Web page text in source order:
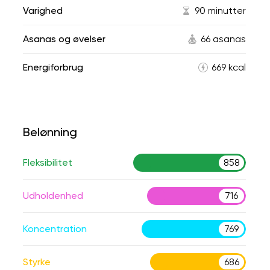
Varighed 90 minutter
Asanas og øvelser 66 asanas
Energiforbrug 669 kcal
Belønning
Fleksibilitet 858
Udholdenhed 716
Koncentration 769
Styrke 686